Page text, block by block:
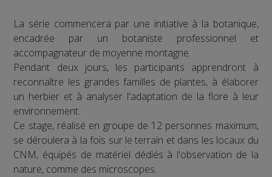
La série commencera par une initiative à la botanique,
encadrée par un botaniste professionnel et
accompagnateur de moyenne montagne.
Pendant deux jours, les participants apprendront à
reconnaître les grandes familles de plantes, à élaborer
un herbier et à analyser l'adaptation de la flore à leur
environnement.
Ce stage, réalisé en groupe de 12 personnes maximum,
se déroulera à la fois sur le terrain et dans les locaux du
CNM, équipés de matériel dédiés à l'observation de la
nature, comme des microscopes.